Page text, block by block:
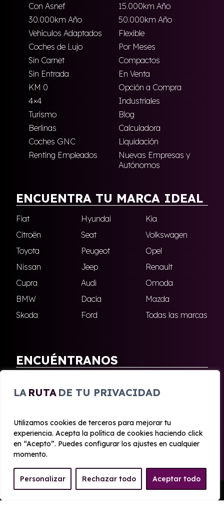
LA RUTA DE TU PRIVACIDAD
Utilizamos cookies de terceros para mejorar tu
experiencia. Acepta la política de cookies haciendo click
en “Acepto”. Puedes configurar los ajustes en cualquier
momento.
Personalizar Rechazar todo Aceptar todo
Con Asnef
15.000km Año
30.000km Año
50.000km Año
Vehículos Adaptados
Flexible
Coches de Lujo
Por Meses
Sin Carnet
Compactos
Sin Entrada
En Venta
KM 0
Opción a Compra
4×4
Industriales
Turismo
Blog
Berlinas
Calculadora
Coches GNC
Liquidación
Renting Empleados
Nuevas Empresas y
Autónomos
ENCUENTRA TU MARCA IDEAL
Fiat Hyundai
Kia
Citroën
Seat
Volkswagen
Toyota
Peugeot
Opel
Nissan
Jeep
Renault
Cupra
Audi
Omoda
BMW
Dacia
Mazda
Skoda
Ford Todas las marcas
ENCUÉNTRANOS
Marbella
Nerja
© 2020 - 2026 Malagueta Renting
Aviso legal y Privacidad
Pedir Presupuesto